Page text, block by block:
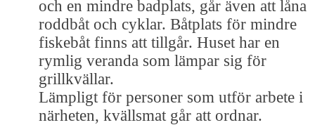
och en mindre badplats, går även att låna
roddbåt och cyklar. Båtplats för mindre
fiskebåt finns att tillgår. Huset har en
rymlig veranda som lämpar sig för
grillkvällar.
Lämpligt för personer som utför arbete i
närheten, kvällsmat går att ordnar.